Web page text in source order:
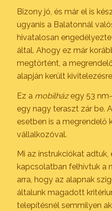
Bizony jó, és már el is
ugyanis a Balatonnál
hivatalosan
által. Ahogy ez már
megtörtént, a
alapján került
Ez a mobilházegy 53
egy nagy teraszt zár be.
esetben is a megrendelő
vállalkozóval.
Mi az instrukciókat
kapcsolatban felhívtuk a
arra, hogy az alapnak
általunk magadott
telepítésnél semmilyen